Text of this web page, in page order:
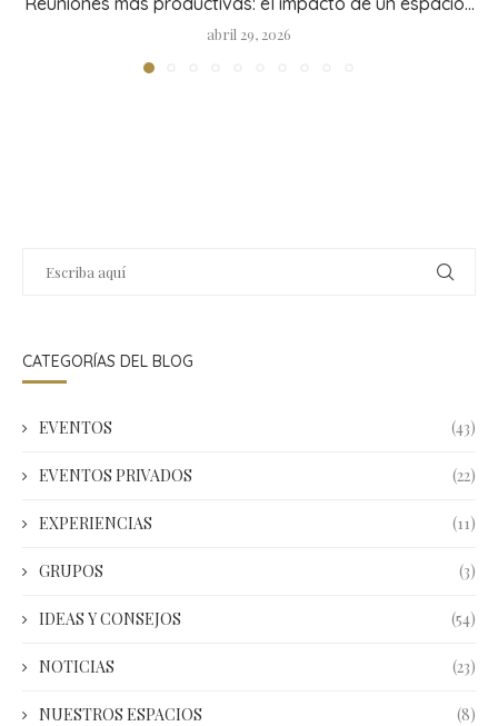
abril 29, 2026
CATEGORÍAS DEL BLOG
EVENTOS (43)
EVENTOS PRIVADOS (22)
EXPERIENCIAS (11)
GRUPOS (3)
IDEAS Y CONSEJOS (54)
NOTICIAS (23)
NUESTROS ESPACIOS (8)